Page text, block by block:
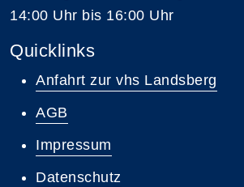
14:00 Uhr bis 16:00 Uhr
Quicklinks
Anfahrt zur vhs Landsberg
AGB
Impressum
Datenschutz